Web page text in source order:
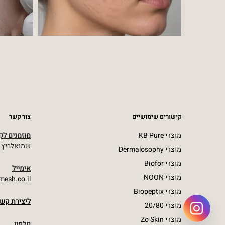
קישורים שימושיים
מוצרי KB Pure
מוצרי Dermalosophy
מוצרי Biofor
מוצרי NOON
מוצרי Biopeptix
מוצרי 20/80
מוצרי Zo Skin
צור קשר
מוזמנים
שמואלביץ מרדכי
אימייל
ליצירת